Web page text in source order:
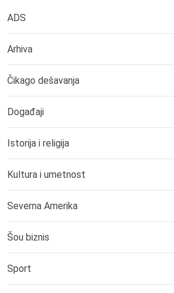
ADS
Arhiva
Čikago dešavanja
Događaji
Istorija i religija
Kultura i umetnost
Severna Amerika
Šou biznis
Sport